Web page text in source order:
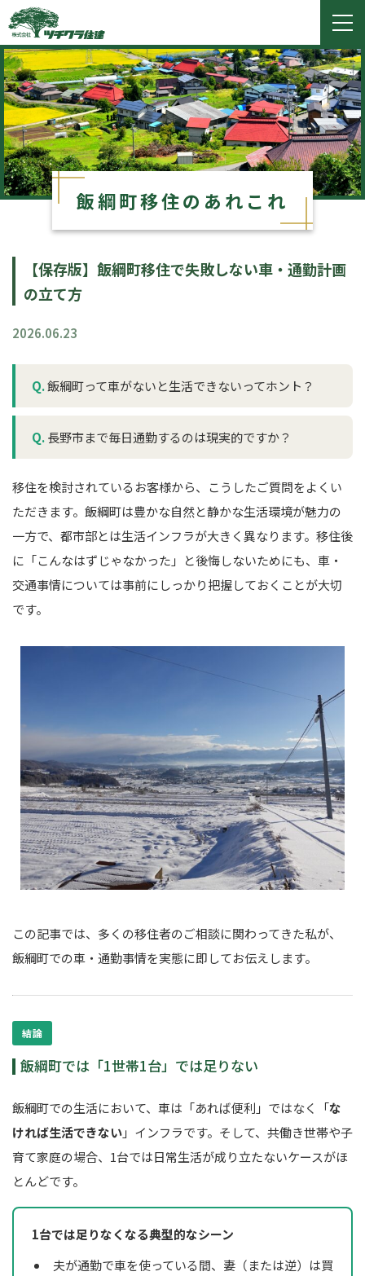
飯綱町移住のあれこれ
【保存版】飯綱町移住で失敗しない車・通勤計画
の立て方
2026.06.23
Q.飯綱町って車がないと生活できないってホント？
Q.長野市まで毎日通勤するのは現実的ですか？
移住を検討されているお客様から、こうしたご質問をよくい
ただきます。飯綱町は豊かな自然と静かな生活環境が魅力の
一方で、都市部とは生活インフラが大きく異なります。移住後
に「こんなはずじゃなかった」と後悔しないためにも、車・
交通事情については事前にしっかり把握しておくことが大切
です。
この記事では、多くの移住者のご相談に関わってきた私が、
飯綱町での車・通勤事情を実態に即してお伝えします。
結論
飯綱町では「1世帯1台」では足りない
飯綱町での生活において、車は「あれば便利」ではなく「な
ければ生活できない」インフラです。そして、共働き世帯や子
育て家庭の場合、1台では日常生活が成り立たないケースがほ
とんどです。
1台では足りなくなる典型的なシーン
夫が通勤で車を使っている間、妻（または逆）は買